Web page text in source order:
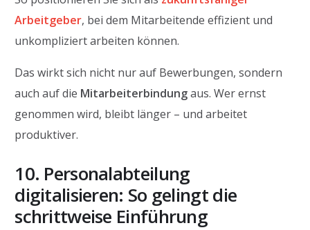
Arbeitgeber, bei dem Mitarbeitende effizient und
unkompliziert arbeiten können.
Das wirkt sich nicht nur auf Bewerbungen, sondern
auch auf die Mitarbeiterbindungaus. Wer ernst
genommen wird, bleibt länger – und arbeitet
produktiver.
10. Personalabteilung
digitalisieren: So gelingt die
schrittweise Einführung